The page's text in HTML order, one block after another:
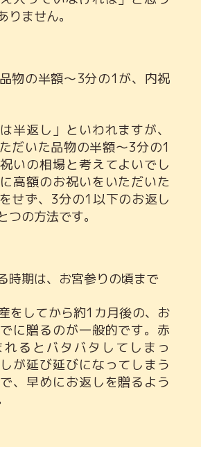
りません。
物の半額～3分の1が、内祝
半返し」といわれますが、
だいた品物の半額～3分の1
いの相場と考えてよいでし
高額のお祝いをいただいた
せず、3分の1以下のお返し
つの方法です。
時期は、お宮参りの頃まで
をしてから約1カ月後の、お
に贈るのが一般的です。赤
るとバタバタしてしまっ
が延び延びになってしまう
、早めにお返しを贈るよう